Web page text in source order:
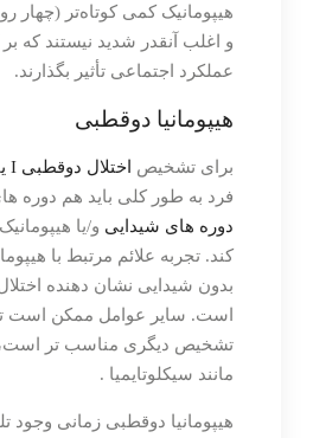
هیپومانیک کمی کوتاه‌تر (چهار
و اغلب آنقدر شدید نیستند که
عملکرد اجتماعی تأثیر بگذارند.
هیپومانیا دوقطبی
برای تشخیص اختلال دوقطبی I یا دوقطبی II
فرد به طور کلی باید هم دوره
دوره های شیدایی و/یا
کند. تجربه علائم مرتبط با
است. سایر عوامل ممکن است
تشخیص دیگری مناسب تر
مانند سیکلوتایمیا .
هیپومانیا دوقطبی زمانی